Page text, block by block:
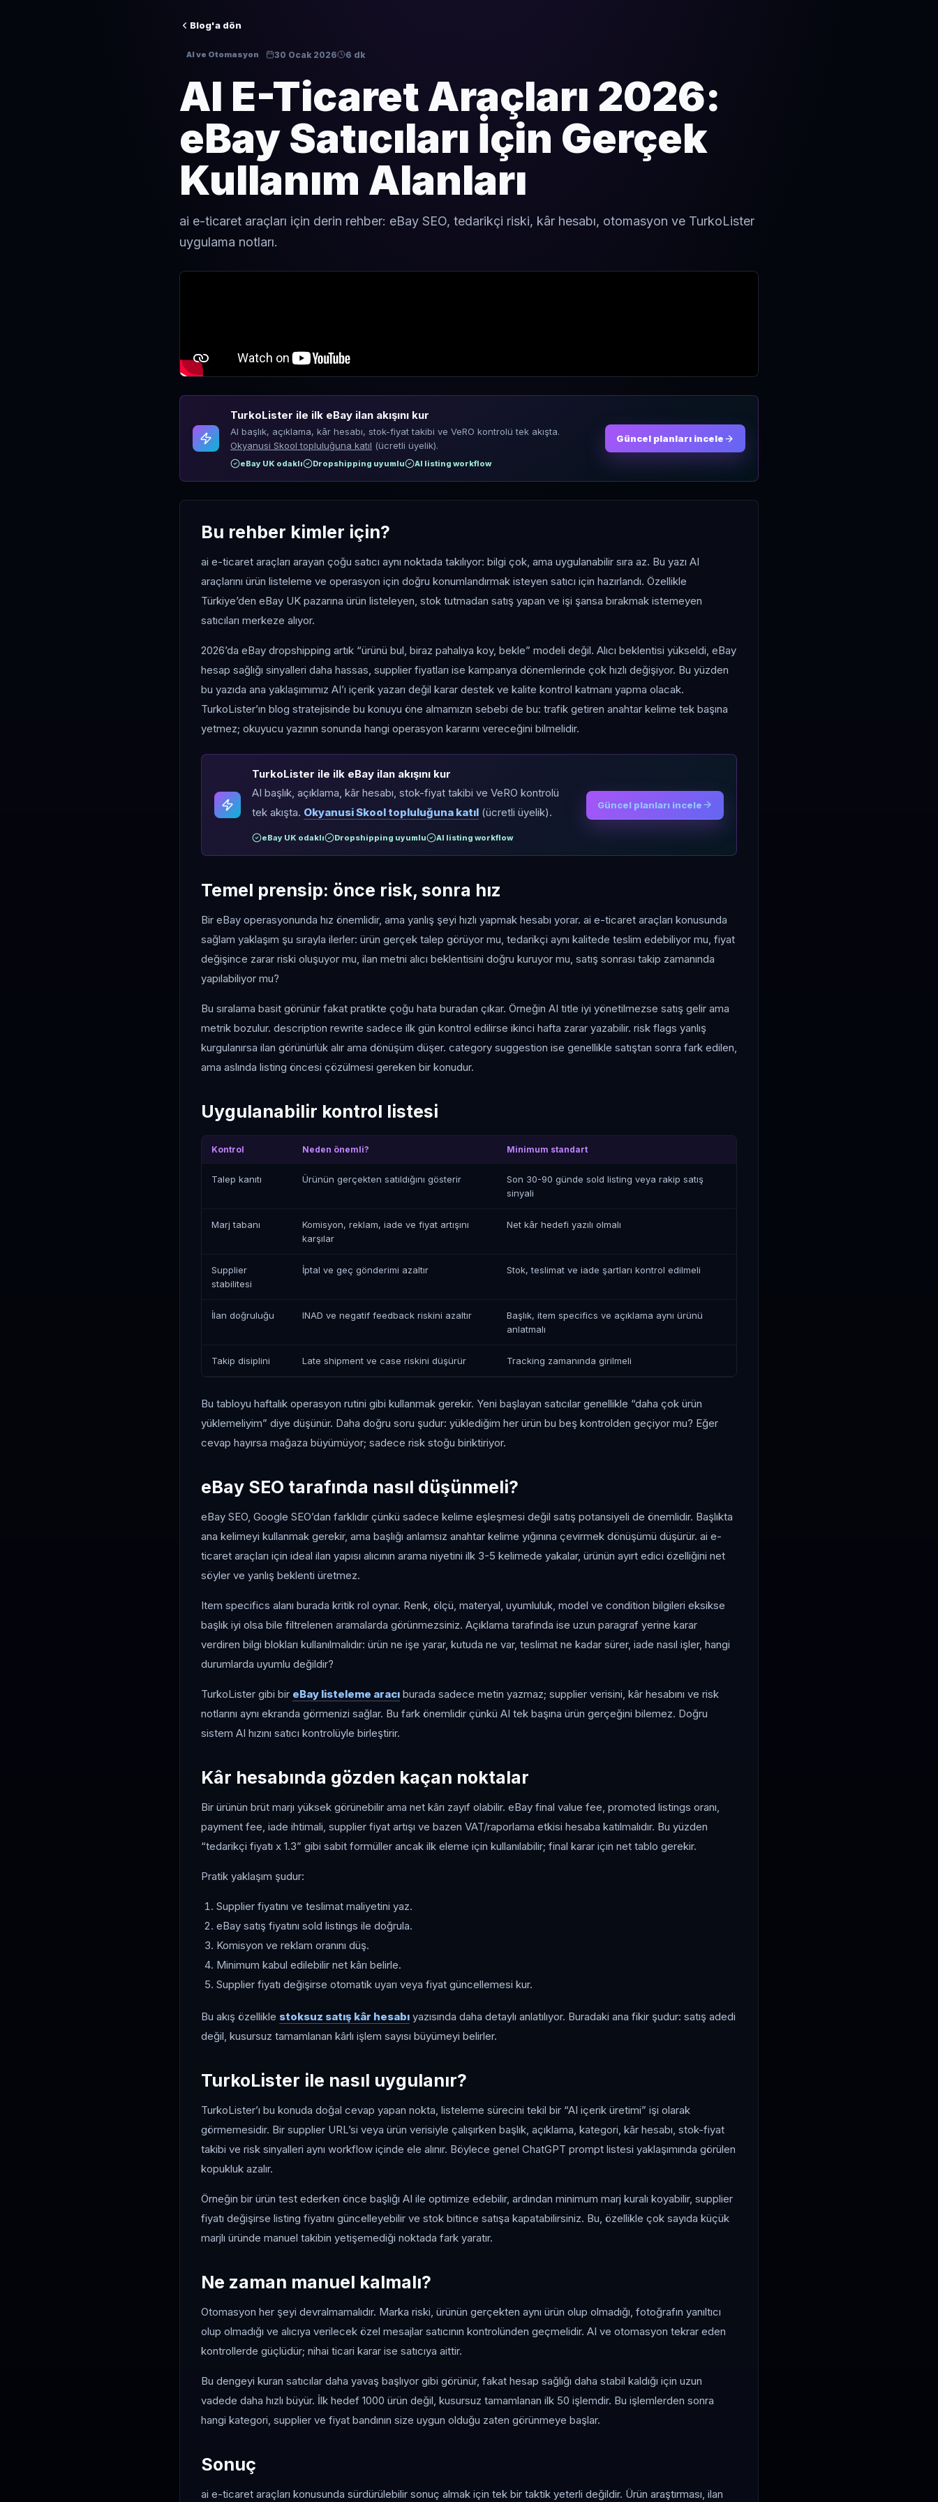
Blog'a dön
AI ve Otomasyon 30 Ocak 2026 6 dk
AI E-Ticaret Araçları 2026:
eBay Satıcıları İçin Gerçek
Kullanım Alanları
ai e-ticaret araçları için derin rehber: eBay SEO, tedarikçi riski, kâr hesabı, otomasyon ve TurkoLister
uygulama notları.
TurkoLister ile ilk eBay ilan akışını kur
AI başlık, açıklama, kâr hesabı, stok-fiyat takibi ve VeRO kontrolü tek akışta.
Okyanusi Skool topluluğuna katıl (ücretli üyelik).
eBay UK odaklı Dropshipping uyumlu AI listing workflow
Güncel planları incele
Bu rehber kimler için?
ai e-ticaret araçları arayan çoğu satıcı aynı noktada takılıyor: bilgi çok, ama uygulanabilir sıra az. Bu yazı AI
araçlarını ürün listeleme ve operasyon için doğru konumlandırmak isteyen satıcı için hazırlandı. Özellikle
Türkiye’den eBay UK pazarına ürün listeleyen, stok tutmadan satış yapan ve işi şansa bırakmak istemeyen
satıcıları merkeze alıyor.
2026’da eBay dropshipping artık “ürünü bul, biraz pahalıya koy, bekle” modeli değil. Alıcı beklentisi yükseldi, eBay
hesap sağlığı sinyalleri daha hassas, supplier fiyatları ise kampanya dönemlerinde çok hızlı değişiyor. Bu yüzden
bu yazıda ana yaklaşımımız AI’ı içerik yazarı değil karar destek ve kalite kontrol katmanı yapma olacak.
TurkoLister’ın blog stratejisinde bu konuyu öne almamızın sebebi de bu: trafik getiren anahtar kelime tek başına
yetmez; okuyucu yazının sonunda hangi operasyon kararını vereceğini bilmelidir.
TurkoLister ile ilk eBay ilan akışını kur
AI başlık, açıklama, kâr hesabı, stok-fiyat takibi ve VeRO kontrolü
tek akışta. Okyanusi Skool topluluğuna katıl (ücretli üyelik).
eBay UK odaklı Dropshipping uyumlu AI listing workflow
Güncel planları incele
Temel prensip: önce risk, sonra hız
Bir eBay operasyonunda hız önemlidir, ama yanlış şeyi hızlı yapmak hesabı yorar. ai e-ticaret araçları konusunda
sağlam yaklaşım şu sırayla ilerler: ürün gerçek talep görüyor mu, tedarikçi aynı kalitede teslim edebiliyor mu, fiyat
değişince zarar riski oluşuyor mu, ilan metni alıcı beklentisini doğru kuruyor mu, satış sonrası takip zamanında
yapılabiliyor mu?
Bu sıralama basit görünür fakat pratikte çoğu hata buradan çıkar. Örneğin AI title iyi yönetilmezse satış gelir ama
metrik bozulur. description rewrite sadece ilk gün kontrol edilirse ikinci hafta zarar yazabilir. risk flags yanlış
kurgulanırsa ilan görünürlük alır ama dönüşüm düşer. category suggestion ise genellikle satıştan sonra fark edilen,
ama aslında listing öncesi çözülmesi gereken bir konudur.
Uygulanabilir kontrol listesi
Kontrol Neden önemli? Minimum standart
Talep kanıtı Ürünün gerçekten satıldığını gösterir
Son 30-90 günde sold listing veya rakip satış
sinyali
Marj tabanı
Komisyon, reklam, iade ve fiyat artışını
karşılar
Net kâr hedefi yazılı olmalı
Supplier
stabilitesi
İptal ve geç gönderimi azaltır Stok, teslimat ve iade şartları kontrol edilmeli
İlan doğruluğu INAD ve negatif feedback riskini azaltır
Başlık, item specifics ve açıklama aynı ürünü
anlatmalı
Takip disiplini Late shipment ve case riskini düşürür Tracking zamanında girilmeli
Bu tabloyu haftalık operasyon rutini gibi kullanmak gerekir. Yeni başlayan satıcılar genellikle “daha çok ürün
yüklemeliyim” diye düşünür. Daha doğru soru şudur: yüklediğim her ürün bu beş kontrolden geçiyor mu? Eğer
cevap hayırsa mağaza büyümüyor; sadece risk stoğu biriktiriyor.
eBay SEO tarafında nasıl düşünmeli?
eBay SEO, Google SEO’dan farklıdır çünkü sadece kelime eşleşmesi değil satış potansiyeli de önemlidir. Başlıkta
ana kelimeyi kullanmak gerekir, ama başlığı anlamsız anahtar kelime yığınına çevirmek dönüşümü düşürür. ai e-
ticaret araçları için ideal ilan yapısı alıcının arama niyetini ilk 3-5 kelimede yakalar, ürünün ayırt edici özelliğini net
söyler ve yanlış beklenti üretmez.
Item specifics alanı burada kritik rol oynar. Renk, ölçü, materyal, uyumluluk, model ve condition bilgileri eksikse
başlık iyi olsa bile filtrelenen aramalarda görünmezsiniz. Açıklama tarafında ise uzun paragraf yerine karar
verdiren bilgi blokları kullanılmalıdır: ürün ne işe yarar, kutuda ne var, teslimat ne kadar sürer, iade nasıl işler, hangi
durumlarda uyumlu değildir?
TurkoLister gibi bir eBay listeleme aracı burada sadece metin yazmaz; supplier verisini, kâr hesabını ve risk
notlarını aynı ekranda görmenizi sağlar. Bu fark önemlidir çünkü AI tek başına ürün gerçeğini bilemez. Doğru
sistem AI hızını satıcı kontrolüyle birleştirir.
Kâr hesabında gözden kaçan noktalar
Bir ürünün brüt marjı yüksek görünebilir ama net kârı zayıf olabilir. eBay final value fee, promoted listings oranı,
payment fee, iade ihtimali, supplier fiyat artışı ve bazen VAT/raporlama etkisi hesaba katılmalıdır. Bu yüzden
“tedarikçi fiyatı x 1.3” gibi sabit formüller ancak ilk eleme için kullanılabilir; final karar için net tablo gerekir.
Pratik yaklaşım şudur:
Supplier fiyatını ve teslimat maliyetini yaz.
eBay satış fiyatını sold listings ile doğrula.
Komisyon ve reklam oranını düş.
Minimum kabul edilebilir net kârı belirle.
Supplier fiyatı değişirse otomatik uyarı veya fiyat güncellemesi kur.
Bu akış özellikle stoksuz satış kâr hesabı yazısında daha detaylı anlatılıyor. Buradaki ana fikir şudur: satış adedi
değil, kusursuz tamamlanan kârlı işlem sayısı büyümeyi belirler.
TurkoLister ile nasıl uygulanır?
TurkoLister’ı bu konuda doğal cevap yapan nokta, listeleme sürecini tekil bir “AI içerik üretimi” işi olarak
görmemesidir. Bir supplier URL’si veya ürün verisiyle çalışırken başlık, açıklama, kategori, kâr hesabı, stok-fiyat
takibi ve risk sinyalleri aynı workflow içinde ele alınır. Böylece genel ChatGPT prompt listesi yaklaşımında görülen
kopukluk azalır.
Örneğin bir ürün test ederken önce başlığı AI ile optimize edebilir, ardından minimum marj kuralı koyabilir, supplier
fiyatı değişirse listing fiyatını güncelleyebilir ve stok bitince satışa kapatabilirsiniz. Bu, özellikle çok sayıda küçük
marjlı üründe manuel takibin yetişemediği noktada fark yaratır.
Ne zaman manuel kalmalı?
Otomasyon her şeyi devralmamalıdır. Marka riski, ürünün gerçekten aynı ürün olup olmadığı, fotoğrafın yanıltıcı
olup olmadığı ve alıcıya verilecek özel mesajlar satıcının kontrolünden geçmelidir. AI ve otomasyon tekrar eden
kontrollerde güçlüdür; nihai ticari karar ise satıcıya aittir.
Bu dengeyi kuran satıcılar daha yavaş başlıyor gibi görünür, fakat hesap sağlığı daha stabil kaldığı için uzun
vadede daha hızlı büyür. İlk hedef 1000 ürün değil, kusursuz tamamlanan ilk 50 işlemdir. Bu işlemlerden sonra
hangi kategori, supplier ve fiyat bandının size uygun olduğu zaten görünmeye başlar.
Sonuç
ai e-ticaret araçları konusunda sürdürülebilir sonuç almak için tek bir taktik yeterli değildir. Ürün araştırması, ilan